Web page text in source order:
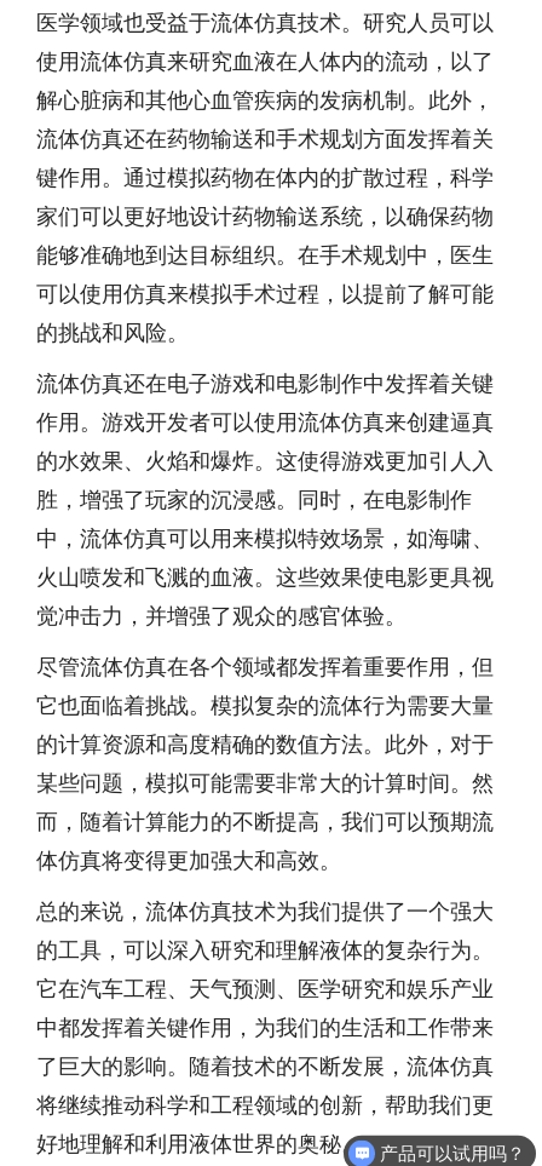
医学领域也受益于流体仿真技术。研究人员可以
使用流体仿真来研究血液在人体内的流动，以了
解心脏病和其他心血管疾病的发病机制。此外，
流体仿真还在药物输送和手术规划方面发挥着关
键作用。通过模拟药物在体内的扩散过程，科学
家们可以更好地设计药物输送系统，以确保药物
能够准确地到达目标组织。在手术规划中，医生
可以使用仿真来模拟手术过程，以提前了解可能
的挑战和风险。
流体仿真还在电子游戏和电影制作中发挥着关键
作用。游戏开发者可以使用流体仿真来创建逼真
的水效果、火焰和爆炸。这使得游戏更加引人入
胜，增强了玩家的沉浸感。同时，在电影制作
中，流体仿真可以用来模拟特效场景，如海啸、
火山喷发和飞溅的血液。这些效果使电影更具视
觉冲击力，并增强了观众的感官体验。
尽管流体仿真在各个领域都发挥着重要作用，但
它也面临着挑战。模拟复杂的流体行为需要大量
的计算资源和高度精确的数值方法。此外，对于
某些问题，模拟可能需要非常大的计算时间。然
而，随着计算能力的不断提高，我们可以预期流
体仿真将变得更加强大和高效。
总的来说，流体仿真技术为我们提供了一个强大
的工具，可以深入研究和理解液体的复杂行为。
它在汽车工程、天气预测、医学研究和娱乐产业
中都发挥着关键作用，为我们的生活和工作带来
了巨大的影响。随着技术的不断发展，流体仿真
将继续推动科学和工程领域的创新，帮助我们更
好地理解和利用液体世界的奥秘。
产品可以试用吗？